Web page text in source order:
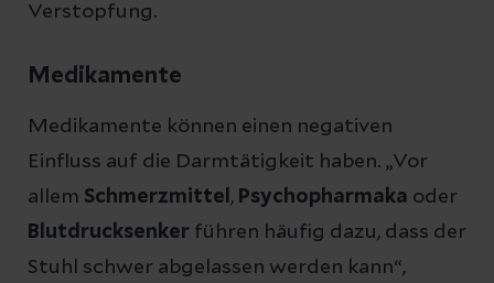
Verstopfung.
Medikamente
Medikamente können einen negativen
Einfluss auf die Darmtätigkeit haben. „Vor
allem Schmerzmittel , Psychopharmaka oder
Blutdrucksenker führen häufig dazu, dass der
Stuhl schwer abgelassen werden kann“,